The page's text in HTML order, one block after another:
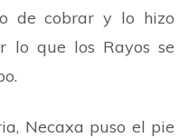
de cobrar y lo hizo
lo que los Rayos se
Necaxa puso el pie